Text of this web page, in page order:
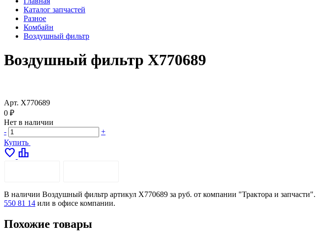
Каталог запчастей
Разное
Комбайн
Воздушный фильтр
Воздушный фильтр X770689
Арт. X770689
0 ₽
Нет в наличии
-
+
Купить
favorite leaderboard
В наличии Воздушный фильтр артикул X770689 за руб. от компании "Трактора и
550 81 14 или в офисе компании.
Похожие товары